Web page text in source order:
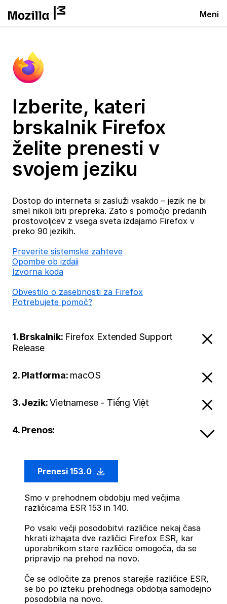
Meni
Izberite, kateri
brskalnik Firefox
želite prenesti v
svojem jeziku
Dostop do interneta si zasluži vsakdo – jezik ne bi
smel nikoli biti prepreka. Zato s pomočjo predanih
prostovoljcev z vsega sveta izdajamo Firefox v
preko 90 jezikih.
Preverite sistemske zahteve
Opombe ob izdaji
Izvorna koda
Obvestilo o zasebnosti za Firefox
Potrebujete pomoč?
1. Brskalnik: Firefox Extended Support
Release
2. Platforma: macOS
3. Jezik:Vietnamese - Tiếng Việt
4. Prenos:
Prenesi 153.0
Smo v prehodnem obdobju med večjima
različicama ESR 153 in 140.
Po vsaki večji posodobitvi različice nekaj časa
hkrati izhajata dve različici Firefox ESR, kar
uporabnikom stare različice omogoča, da se
pripravijo na prehod na novo.
Če se odločite za prenos starejše različice ESR,
se bo po izteku prehodnega obdobja samodejno
posodobila na novo.